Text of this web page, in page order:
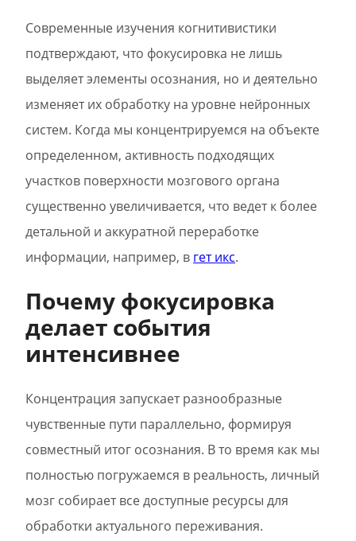
Современные изучения когнитивистики
подтверждают, что фокусировка не лишь
выделяет элементы осознания, но и деятельно
изменяет их обработку на уровне нейронных
систем. Когда мы концентрируемся на объекте
определенном, активность подходящих
участков поверхности мозгового органа
существенно увеличивается, что ведет к более
детальной и аккуратной переработке
информации, например, в гет икс.
Почему фокусировка
делает события
интенсивнее
Концентрация запускает разнообразные
чувственные пути параллельно, формируя
совместный итог осознания. В то время как мы
полностью погружаемся в реальность, личный
мозг собирает все доступные ресурсы для
обработки актуального переживания.